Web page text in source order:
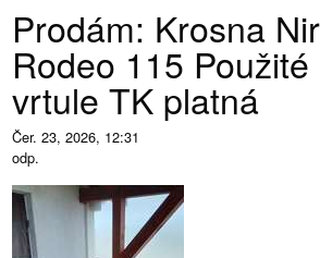
Prodám: Krosna
Rodeo 115
vrtule TK platná
Čer. 23, 2026, 12:31
odp.